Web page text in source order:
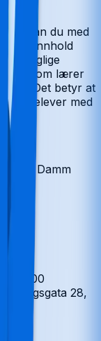
kan du med
innhold
faglige
Som lærer
Det betyr at
med
og
Damm
1900
28,